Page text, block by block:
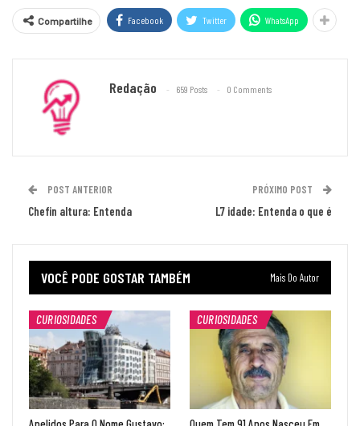
Compartilhe Facebook Twitter WhatsApp
Redação 659 Posts 0 Comments
POST ANTERIOR
Chefin altura: Entenda
PRÓXIMO POST
L7 idade: Entenda o que é
VOCÊ PODE GOSTAR TAMBÉM Mais Do Autor
CURIOSIDADES CURIOSIDADES